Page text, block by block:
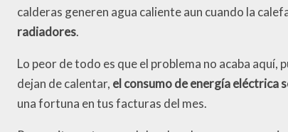
calderas generen agua caliente aun cuando la
radiadores.
Lo peor de todo es que el problema no acaba
dejan de calentar, el consumo de energía eléctrica
una fortuna en tus facturas del mes.